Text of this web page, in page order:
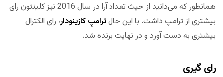
همانطور که می‌دانید از حیث تعداد آرا در سال 2016 نیز کلینتون رای
بیشتری از ترامپ داشت. با این حالترامپِ کازینودار، رای الکترال
بیشتری به دست آورد و در نهایت برنده شد.
رای گیری